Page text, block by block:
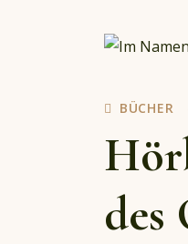
BÜCHER
des